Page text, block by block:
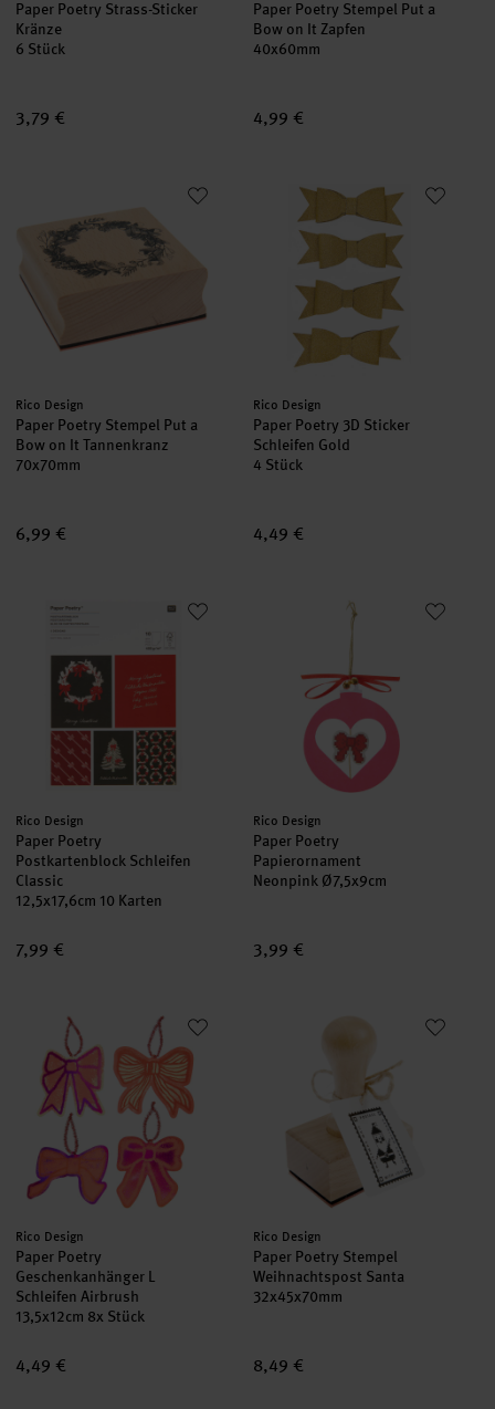
Paper Poetry Strass-Sticker
Kränze
6 Stück
3,79 €
Paper Poetry Stempel Put a
Bow on It Zapfen
40x60mm
4,99 €
Paper Poetry Stempel Put a Bow on It Tannenkranz
Hersteller:
Rico Design
Paper Poetry Stempel Put a
Bow on It Tannenkranz
70x70mm
6,99 €
Paper Poetry 3D Sticker
Hersteller:
Rico Design
Paper Poetry 3D Sticker
Schleifen Gold
4 Stück
4,49 €
Paper Poetry Postkartenblock Schleifen Classic
Hersteller:
Rico Design
Paper Poetry
Postkartenblock Schleifen
Classic
12,5x17,6cm 10 Karten
7,99 €
Paper Poetry Papierornament
Hersteller:
Rico Design
Paper Poetry
Papierornament
Neonpink Ø7,5x9cm
3,99 €
Paper Poetry Geschenkanhänger L Schleifen Airbrush
Hersteller:
Rico Design
Paper Poetry
Geschenkanhänger L
Schleifen Airbrush
13,5x12cm 8x Stück
4,49 €
Paper Poetry Stempel
Hersteller:
Rico Design
Paper Poetry Stempel
Weihnachtspost Santa
32x45x70mm
8,49 €